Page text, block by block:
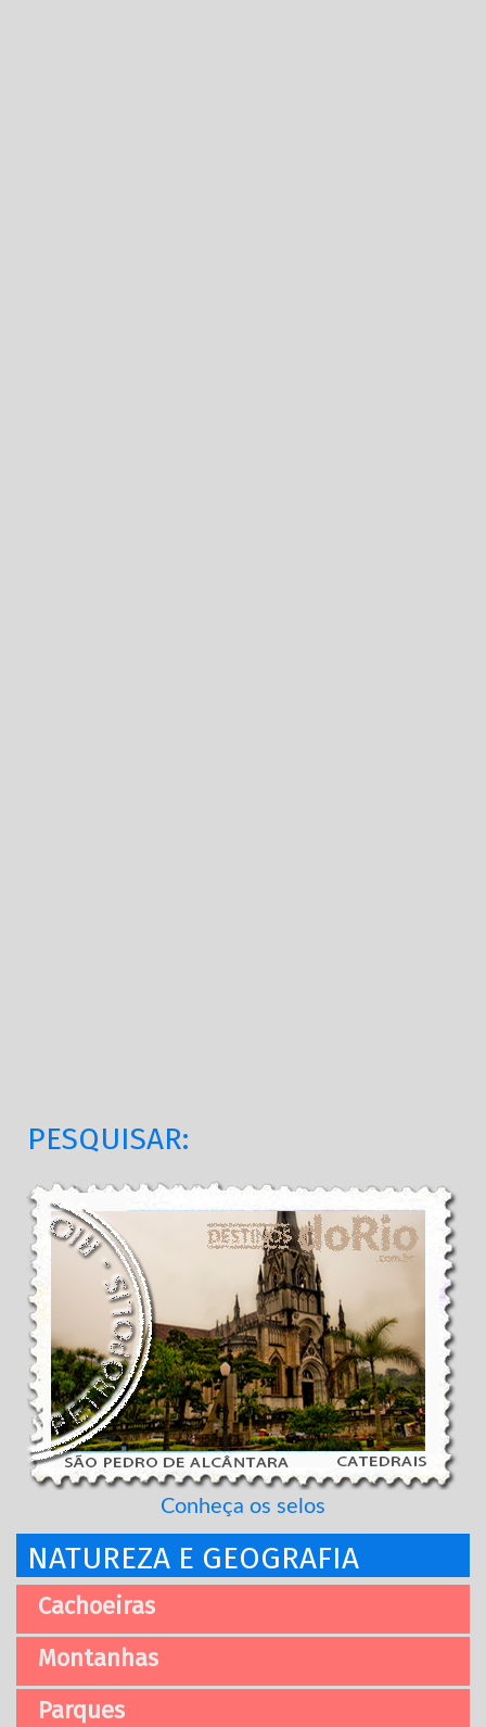
PESQUISAR:
Conheça os selos
NATUREZA E GEOGRAFIA
Cachoeiras
Montanhas
Parques